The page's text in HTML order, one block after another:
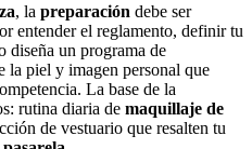
, la preparación debe ser
entender el reglamento, definir tu
diseña un programa de
la piel y imagen personal que
La base de la
rutina diaria de maquillaje de
de vestuario que resalten tu